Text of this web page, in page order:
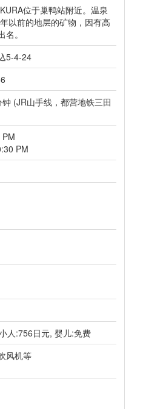
位于巢鸭站附近。温泉
以前的地层的矿物，因有高
。
5-4-24
(JR山手线，都营地铁三田
PM
人:756日元, 婴儿:免费
风机等